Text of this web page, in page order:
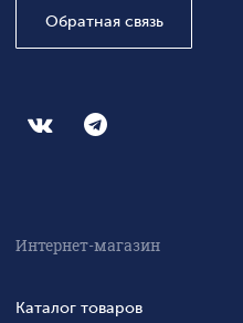
Обратная связь
Интернет-магазин
Каталог товаров